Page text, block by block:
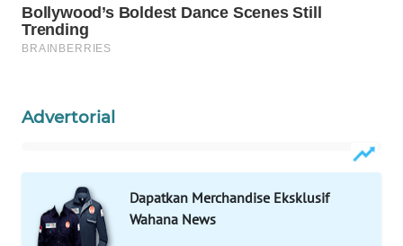
Advertorial
Dapatkan Merchandise Eksklusif
Wahana News
Wahana
Network
LISTRIK
KELISTRIKAN
WALINKI